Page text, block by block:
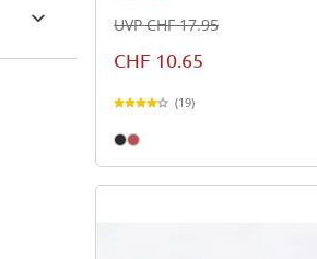
CHF 10.65
UVP CHF 17.95
(19)